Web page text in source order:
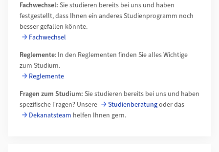
Fachwechsel: Sie studieren bereits bei uns und haben
festgestellt, dass Ihnen ein anderes Studienprogramm noch
besser gefallen könnte.
Fachwechsel
Reglemente: In den Reglementen finden Sie alles Wichtige
zum Studium.
Reglemente
Fragen zum Studium: Sie studieren bereits bei uns und haben
spezifische Fragen? Unsere
Studienberatungoder das
Dekanatsteam helfen Ihnen gern.